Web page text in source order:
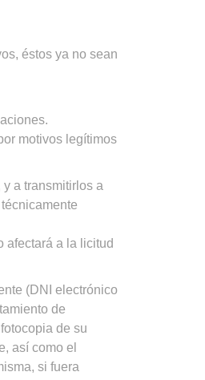
éstos ya no sean
motivos legítimos
a transmitirlos a
afectará a la licitud
(DNI electrónico
de
de su
así como el
si fuera